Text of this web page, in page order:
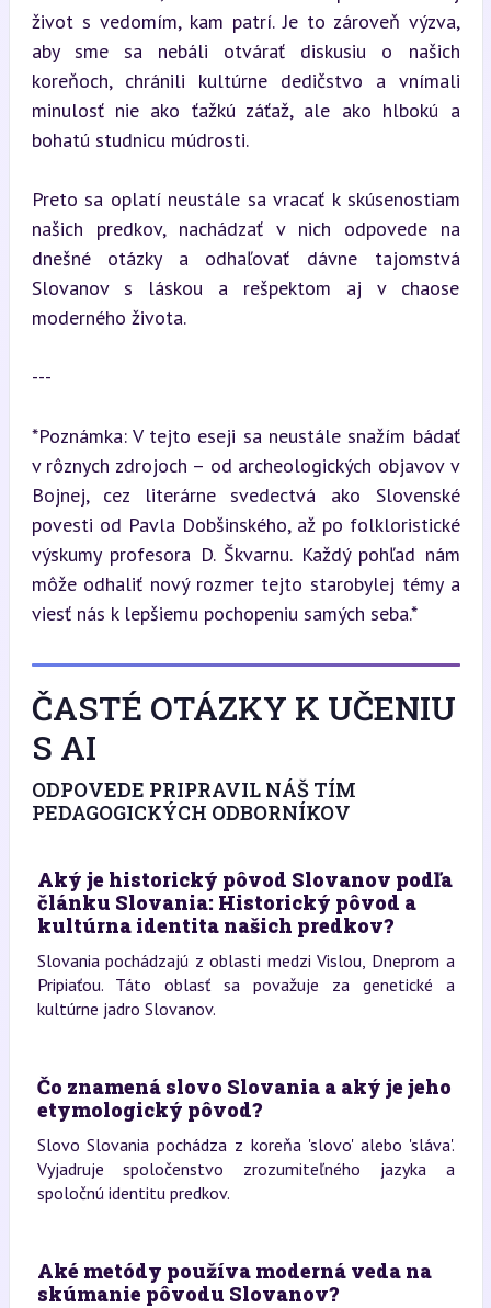
život s vedomím, kam patrí. Je to zároveň výzva,
aby sme sa nebáli otvárať diskusiu o našich
koreňoch, chránili kultúrne dedičstvo a vnímali
minulosť nie ako ťažkú záťaž, ale ako hlbokú a
bohatú studnicu múdrosti.
Preto sa oplatí neustále sa vracať k skúsenostiam
našich predkov, nachádzať v nich odpovede na
dnešné otázky a odhaľovať dávne tajomstvá
Slovanov s láskou a rešpektom aj v chaose
moderného života.
---
*Poznámka: V tejto eseji sa neustále snažím bádať
v rôznych zdrojoch – od archeologických objavov v
Bojnej, cez literárne svedectvá ako Slovenské
povesti od Pavla Dobšinského, až po folkloristické
výskumy profesora D. Škvarnu. Každý pohľad nám
môže odhaliť nový rozmer tejto starobylej témy a
viesť nás k lepšiemu pochopeniu samých seba.*
ČASTÉ OTÁZKY K UČENIU
S AI
ODPOVEDE PRIPRAVIL NÁŠ TÍM
PEDAGOGICKÝCH ODBORNÍKOV
Aký je historický pôvod Slovanov podľa
článku Slovania: Historický pôvod a
kultúrna identita našich predkov?
Slovania pochádzajú z oblasti medzi Vislou, Dneprom a
Pripiaťou. Táto oblasť sa považuje za genetické a
kultúrne jadro Slovanov.
Čo znamená slovo Slovania a aký je jeho
etymologický pôvod?
Slovo Slovania pochádza z koreňa 'slovo' alebo 'sláva'.
Vyjadruje spoločenstvo zrozumiteľného jazyka a
spoločnú identitu predkov.
Aké metódy používa moderná veda na
skúmanie pôvodu Slovanov?